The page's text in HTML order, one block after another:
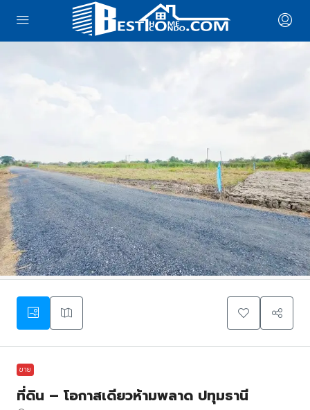
ขาย
ที่ดิน – โอกาสเดียวห้ามพลาด ปทุมธานี